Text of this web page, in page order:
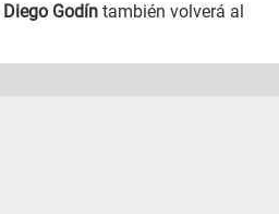
Diego Godín también volverá al